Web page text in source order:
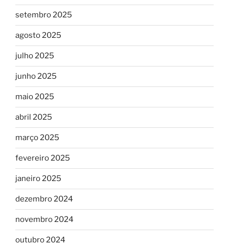
setembro 2025
agosto 2025
julho 2025
junho 2025
maio 2025
abril 2025
março 2025
fevereiro 2025
janeiro 2025
dezembro 2024
novembro 2024
outubro 2024